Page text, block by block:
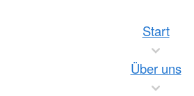
Start
Über uns